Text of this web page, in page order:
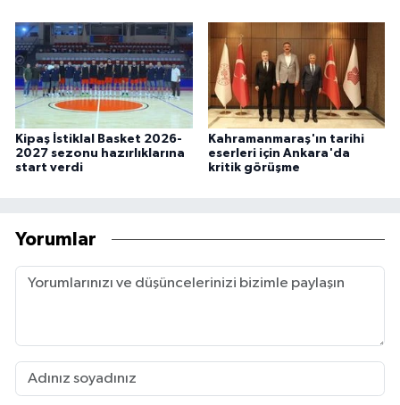
Kipaş İstiklal Basket 2026-
2027 sezonu hazırlıklarına
start verdi
Kahramanmaraş'ın tarihi
eserleri için Ankara'da
kritik görüşme
Yorumlar